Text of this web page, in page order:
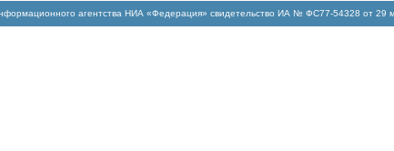
агентства НИА «Федерация» свидетельство ИА № ФС77-54328 от 29